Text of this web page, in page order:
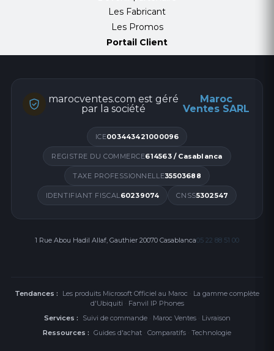
Les Fabricant
Les Promos
Portail Client
marocventes.com est géré
par la société
Maroc
Ventes SARL
ICE003443421000096
REGISTRE DU COMMERCE614563 / Casablanca
TAXE PROFESSIONNELLE35503688
IDENTIFIANT FISCAL60239074 CNSS5302547
1 Rue Abou Hadil Allaf, Gauthier 20070 Casablanca05 22 88 51 00
Tendances : Les produits Microsoft Officiel au Maroc · La gamme complète
d'Ubiquiti · Fanvil IP Phones
Services :
Suivi de commande· Maroc Ventes· Livraison
Ressources : Guides d'achat · Comparatifs · Technologie